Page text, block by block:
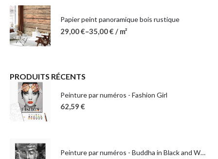
Papier peint panoramique bois rustique
29,00€–35,00€ / m²
PRODUITS RÉCENTS
Peinture par numéros - Fashion Girl
62,59 €
Peinture par numéros - Buddha in Black and White